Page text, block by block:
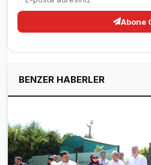
Abone
BENZER HABERLER